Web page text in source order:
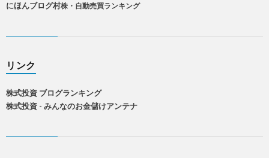
にほんブログ村株・自動売買ランキング
リンク
株式投資 ブログランキング
株式投資 - みんなのお金儲けアンテナ